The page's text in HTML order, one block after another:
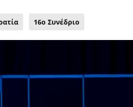
16ο Συνέδριο